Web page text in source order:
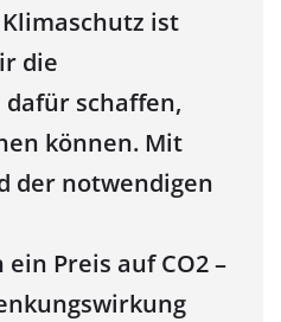
ist
die
schaffen,
können. Mit
der notwendigen
Preis auf CO2 –